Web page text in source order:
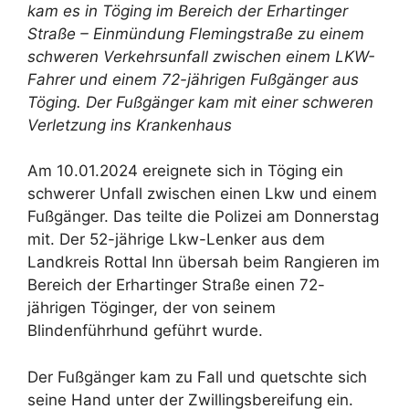
kam es in Töging im Bereich der Erhartinger
Straße – Einmündung Flemingstraße zu einem
schweren Verkehrsunfall zwischen einem LKW-
Fahrer und einem 72-jährigen Fußgänger aus
Töging. Der Fußgänger kam mit einer schweren
Verletzung ins Krankenhaus
Am 10.01.2024 ereignete sich in Töging ein
schwerer Unfall zwischen einen Lkw und einem
Fußgänger. Das teilte die Polizei am Donnerstag
mit. Der 52-jährige Lkw-Lenker aus dem
Landkreis Rottal Inn übersah beim Rangieren im
Bereich der Erhartinger Straße einen 72-
jährigen Töginger, der von seinem
Blindenführhund geführt wurde.
Der Fußgänger kam zu Fall und quetschte sich
seine Hand unter der Zwillingsbereifung ein.